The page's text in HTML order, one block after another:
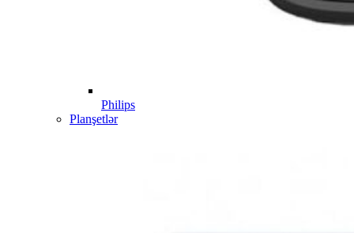
Philips
Planşetlər